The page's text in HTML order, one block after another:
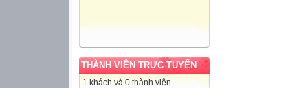
THÀNH VIÊN TRỰC TUYẾN
1 khách và 0 thành viên